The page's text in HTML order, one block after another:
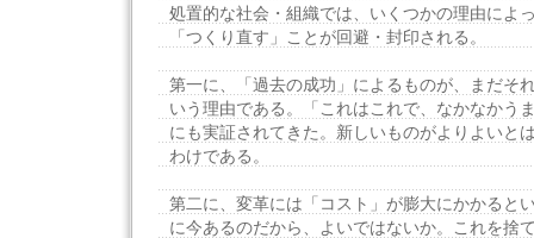
処置的な社会・組織では、いくつかの理由によ
「つくり直す」ことが回避・封印される。
第一に、「過去の成功」によるものが、まだそ
いう理由である。「これはこれで、なかなかう
にも実証されてきた。新しいものがよりよいと
わけである。
第二に、変革には「コスト」が膨大にかかると
に今あるのだから、よいではないか。これを捨